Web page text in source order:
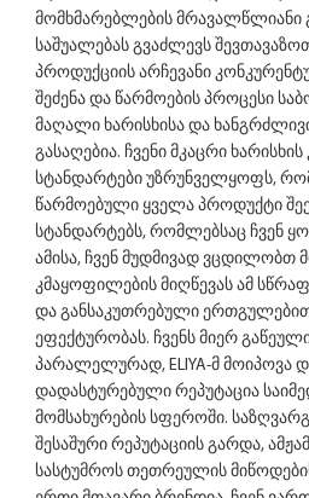
მომხმარებლების მრავალწლიანი
საშუალებას გვაძლევს
პროდუქციის არჩევანი
შეძენა და წარმოების პროცესი
მაღალი ხარისხისა და
გასაღებია. ჩვენი მკაცრი
სტანდარტები უზრუნველყოფს,
წარმოებული ყველა პროდუქტი
სტანდარტებს, რომლებსაც ჩვენ
ამისა, ჩვენ მუდმივად
კმაყოფილების მიღწევას ამ
და განსაკუთრებული
ეფექტურობას. ჩვენს მიერ
პარალელურად, ELIYA-მ მოიპოვა
დადასტურებული რეპუტაცია
მომსახურების სფეროში.
შესაშური რეპუტაციის გარდა,
სასტუმროს თეთრეულის